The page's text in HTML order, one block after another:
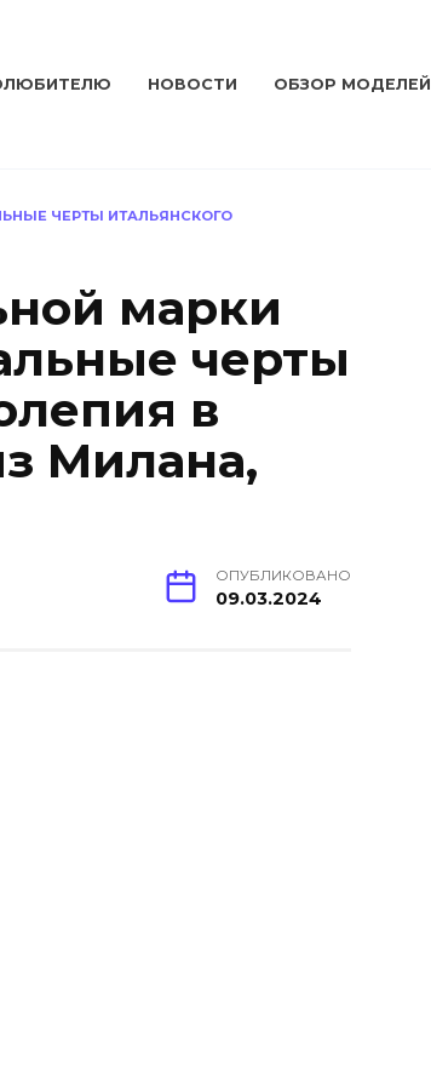
НОВОСТИ ОБЗОР МОДЕЛЕЙ
ЧЕРТЫ ИТАЛЬЯНСКОГО
марки
черты
в
Милана,
ОПУБЛИКОВАНО
09.03.2024